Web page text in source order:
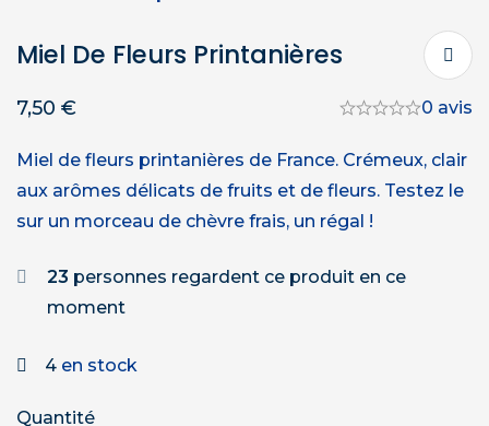
Miel De Fleurs Printanières
7,50 € 0 avis
Miel de fleurs printanières de France. Crémeux, clair
aux arômes délicats de fruits et de fleurs. Testez le
sur un morceau de chèvre frais, un régal !
23 personnes regardent ce produit en ce
moment
4 en stock
Quantité